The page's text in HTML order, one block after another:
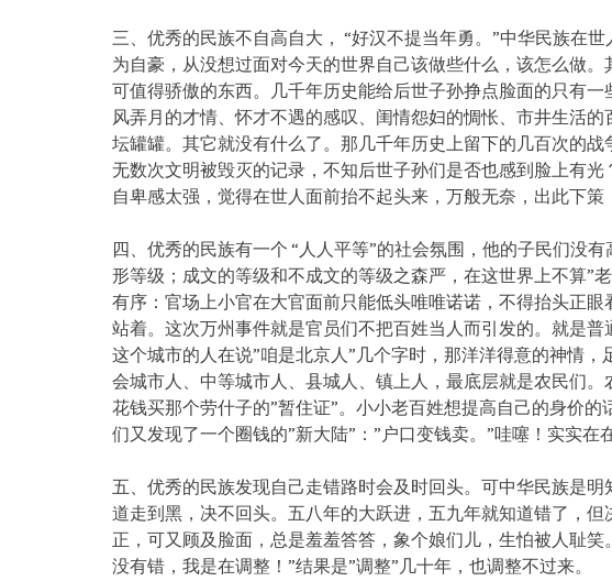
三、优秀的民族不自高自大， “好汉不提当年勇。”中华民族在
为自豪，从没想过面对今天的世界自己该做些什么，该怎么做
可值得骄傲的东西。几千年历史能给后世子孙挣点脸面的只有
风弄月的才情、怀才不遇的感叹、闺情怨妇的惆怅、市井生活
坛罐罐。其它就没有什么了。那几千年历史上留下的几百次的
无数次文明被毁灭的记录，不知后世子孙们是否也感到脸上有
自卑感太强，觉得在世人面前抬不起头来，万般无奈，出此下策
四、优秀的民族有一个 “人人平等”的社会氛围，他的子民们没
形等级；成文的等级和不成文的等级之森严，在这世界上不算”
有序：官场上小官在大官面前只能低头唯唯诺诺，不得抬头正
站着。这次万州事件就是官员们不把百姓当人而引发的。就是普
这个城市的人在说”咱是北京人”几个字时，那洋洋得意的神情
会城市人、中等城市人、县城人、镇上人，最底层就是农民们
花钱买那个劳什子的”暂住证”。小小老百姓想提高自己的身价
们又发现了一个圈钱的”新大陆”：”户口变钱卖。”哇噻！实实在
五、优秀的民族发现自己走错路时会及时回头。可中华民族是
道走到黑，决不回头。五八年的大跃进，五九年就知道错了，
正，可又顾及脸面，总是羞羞答答，象个娘们儿，生怕被人耻
没有错，我是在调整！”结果是”调整”几十年，也调整不过来。